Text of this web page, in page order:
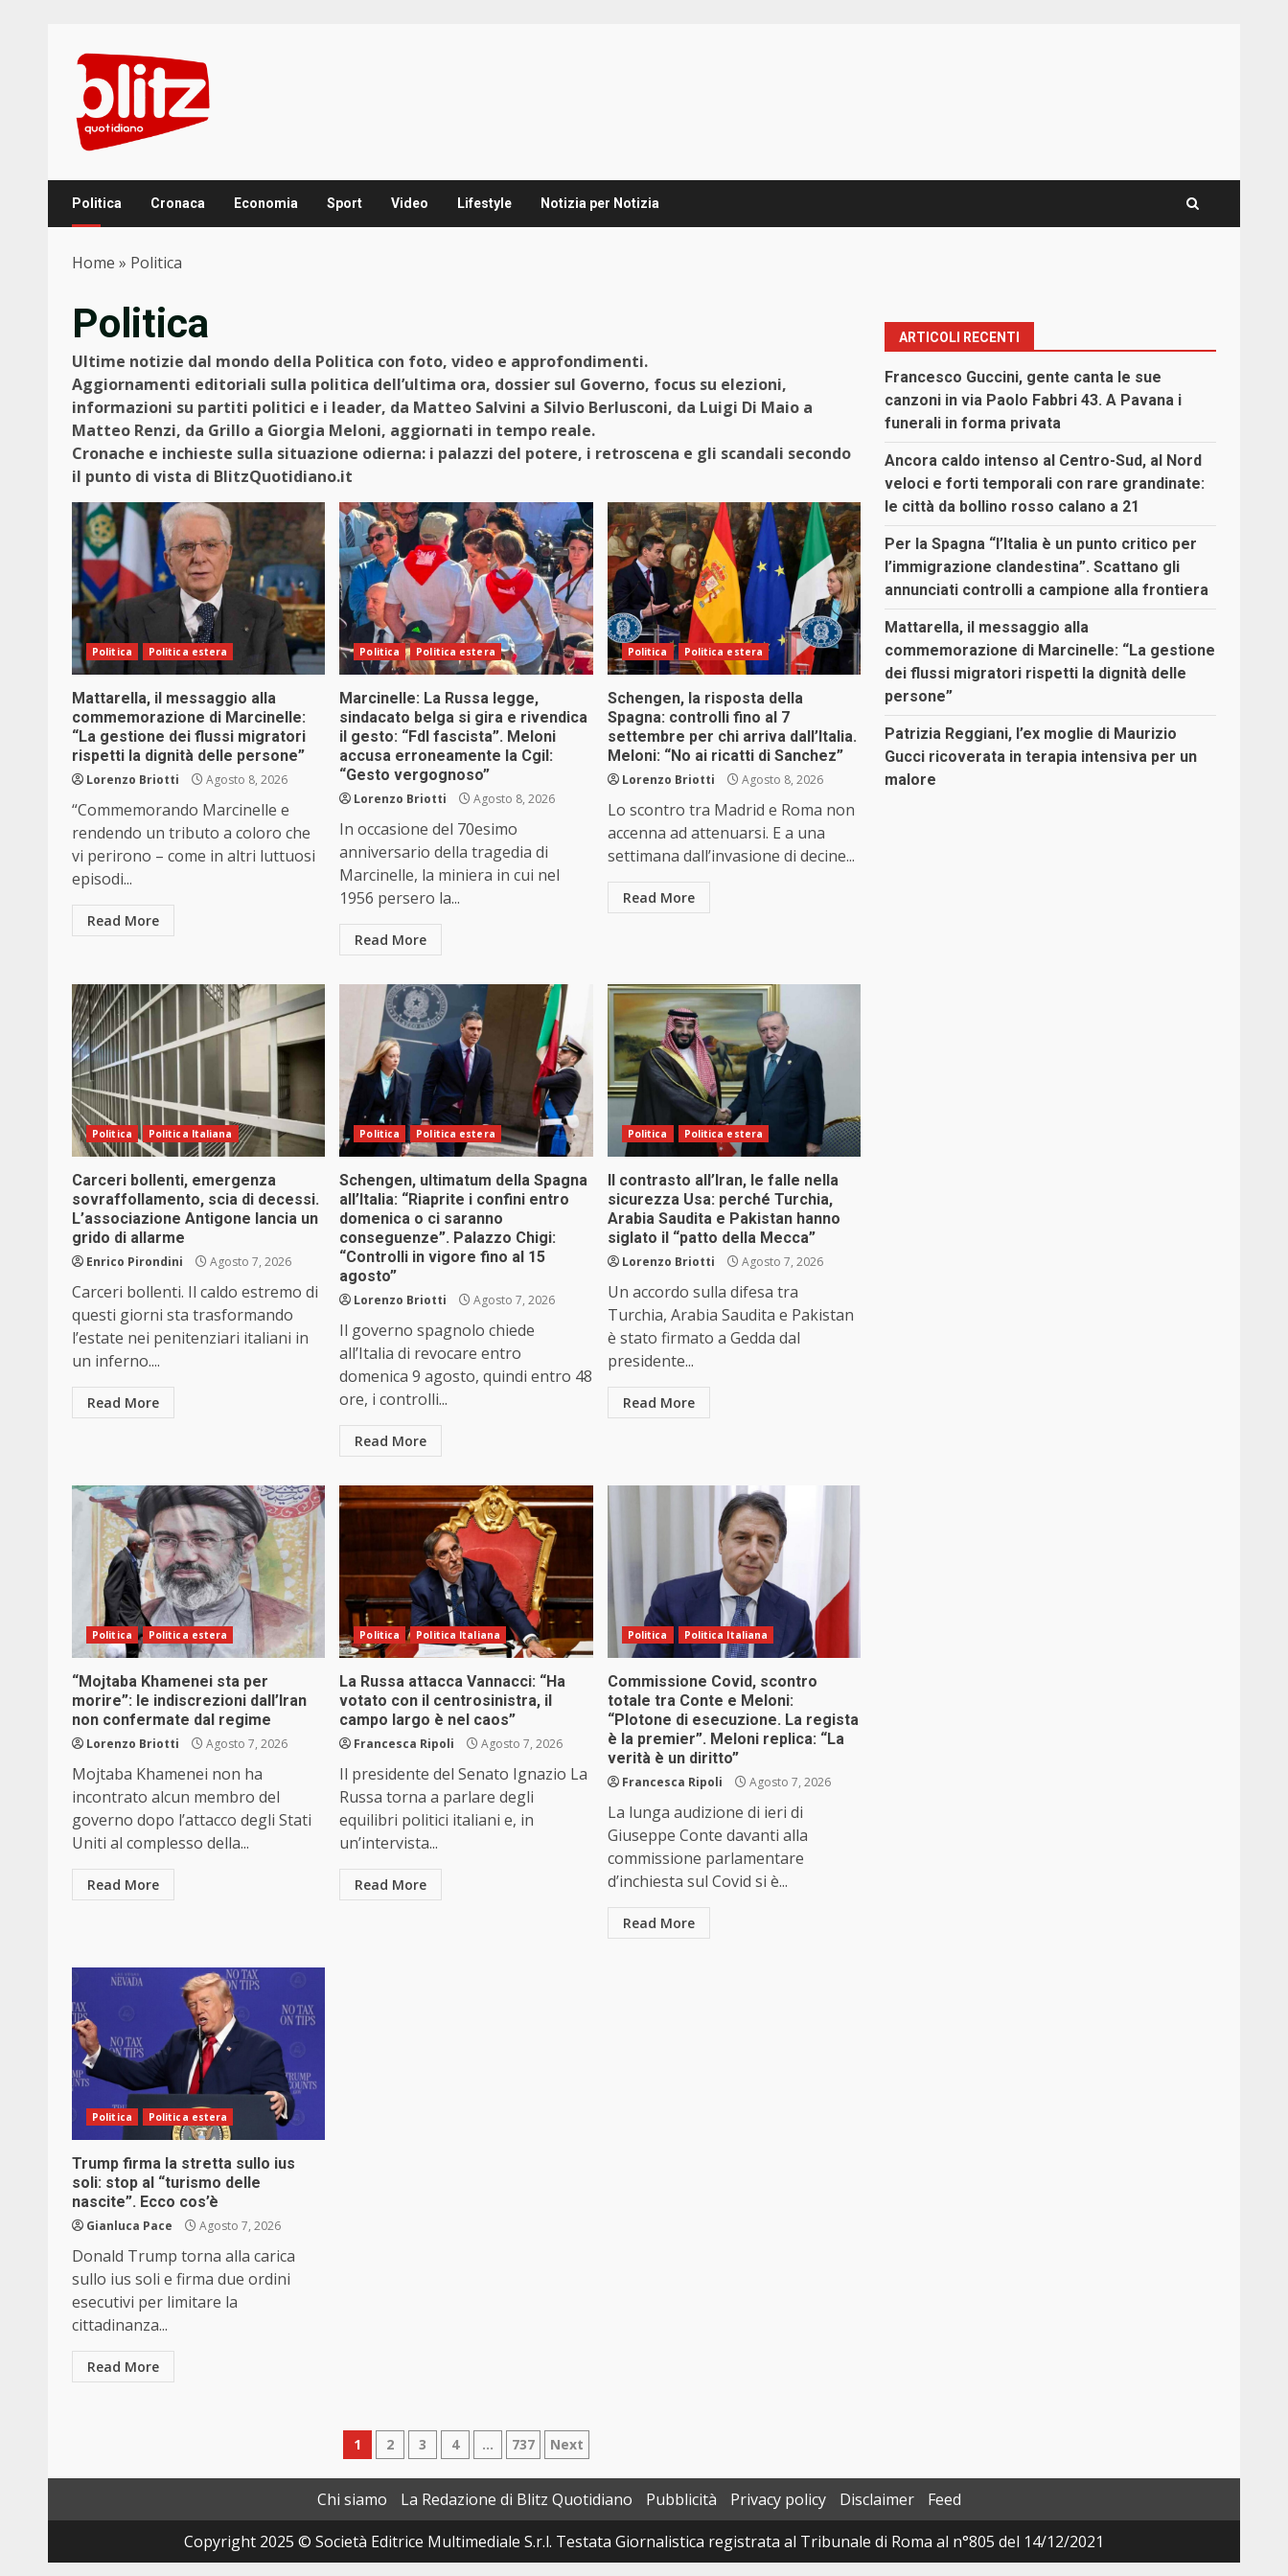
content
Politica Cronaca Economia Sport Video Lifestyle Notizia per Notizia
Home » Politica
Politica
Ultime notizie dal mondo della Politica con foto, video e approfondimenti.
Aggiornamenti editoriali sulla politica dell’ultima ora, dossier sul Governo, focus su elezioni,
informazioni su partiti politici e i leader, da Matteo Salvini a Silvio Berlusconi, da Luigi Di Maio a
Matteo Renzi, da Grillo a Giorgia Meloni, aggiornati in tempo reale.
Cronache e inchieste sulla situazione odierna: i palazzi del potere, i retroscena e gli scandali secondo
il punto di vista di BlitzQuotidiano.it
Politica Politica estera
Mattarella, il messaggio alla
commemorazione di Marcinelle:
“La gestione dei flussi migratori
rispetti la dignità delle persone”
Lorenzo Briotti Agosto 8, 2026
“Commemorando Marcinelle e
rendendo un tributo a coloro che
vi perirono – come in altri luttuosi
episodi...
Read More
Politica Politica estera
Marcinelle: La Russa legge,
sindacato belga si gira e rivendica
il gesto: “FdI fascista”. Meloni
accusa erroneamente la Cgil:
“Gesto vergognoso”
Lorenzo Briotti Agosto 8, 2026
In occasione del 70esimo
anniversario della tragedia di
Marcinelle, la miniera in cui nel
1956 persero la...
Read More
Politica Politica estera
Schengen, la risposta della
Spagna: controlli fino al 7
settembre per chi arriva dall’Italia.
Meloni: “No ai ricatti di Sanchez”
Lorenzo Briotti Agosto 8, 2026
Lo scontro tra Madrid e Roma non
accenna ad attenuarsi. E a una
settimana dall’invasione di decine...
Read More
Politica Politica Italiana
Carceri bollenti, emergenza
sovraffollamento, scia di decessi.
L’associazione Antigone lancia un
grido di allarme
Enrico Pirondini Agosto 7, 2026
Carceri bollenti. Il caldo estremo di
questi giorni sta trasformando
l’estate nei penitenziari italiani in
un inferno....
Read More
Politica Politica estera
Schengen, ultimatum della Spagna
all’Italia: “Riaprite i confini entro
domenica o ci saranno
conseguenze”. Palazzo Chigi:
“Controlli in vigore fino al 15
agosto”
Lorenzo Briotti Agosto 7, 2026
Il governo spagnolo chiede
all’Italia di revocare entro
domenica 9 agosto, quindi entro 48
ore, i controlli...
Read More
Politica Politica estera
Il contrasto all’Iran, le falle nella
sicurezza Usa: perché Turchia,
Arabia Saudita e Pakistan hanno
siglato il “patto della Mecca”
Lorenzo Briotti Agosto 7, 2026
Un accordo sulla difesa tra
Turchia, Arabia Saudita e Pakistan
è stato firmato a Gedda dal
presidente...
Read More
Politica Politica estera
“Mojtaba Khamenei sta per
morire”: le indiscrezioni dall’Iran
non confermate dal regime
Lorenzo Briotti Agosto 7, 2026
Mojtaba Khamenei non ha
incontrato alcun membro del
governo dopo l’attacco degli Stati
Uniti al complesso della...
Read More
Politica Politica Italiana
La Russa attacca Vannacci: “Ha
votato con il centrosinistra, il
campo largo è nel caos”
Francesca Ripoli Agosto 7, 2026
Il presidente del Senato Ignazio La
Russa torna a parlare degli
equilibri politici italiani e, in
un’intervista...
Read More
Politica Politica Italiana
Commissione Covid, scontro
totale tra Conte e Meloni:
“Plotone di esecuzione. La regista
è la premier”. Meloni replica: “La
verità è un diritto”
Francesca Ripoli Agosto 7, 2026
La lunga audizione di ieri di
Giuseppe Conte davanti alla
commissione parlamentare
d’inchiesta sul Covid si è...
Read More
Politica Politica estera
Trump firma la stretta sullo ius
soli: stop al “turismo delle
nascite”. Ecco cos’è
Gianluca Pace Agosto 7, 2026
Donald Trump torna alla carica
sullo ius soli e firma due ordini
esecutivi per limitare la
cittadinanza...
Read More
Paginazione
degli
articoli
1 2 3 4 … 737 Next
ARTICOLI RECENTI
Francesco Guccini, gente canta le sue
canzoni in via Paolo Fabbri 43. A Pavana i
funerali in forma privata
Ancora caldo intenso al Centro-Sud, al Nord
veloci e forti temporali con rare grandinate:
le città da bollino rosso calano a 21
Per la Spagna “l’Italia è un punto critico per
l’immigrazione clandestina”. Scattano gli
annunciati controlli a campione alla frontiera
Mattarella, il messaggio alla
commemorazione di Marcinelle: “La gestione
dei flussi migratori rispetti la dignità delle
persone”
Patrizia Reggiani, l’ex moglie di Maurizio
Gucci ricoverata in terapia intensiva per un
malore
Chi siamo La Redazione di Blitz Quotidiano Pubblicità Privacy policy Disclaimer
Feed
Copyright 2025 © Società Editrice Multimediale S.r.l. Testata Giornalistica registrata al Tribunale di Roma al n°805 del 14/12/2021